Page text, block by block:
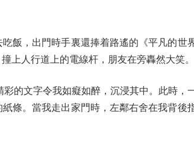
，出門時手裏還捧着路遙的《平凡的世
上人行道上的電線杆，朋友在旁轟然大笑。
文字令我如癡如醉，沉浸其中。此時，
條。當我走出家門時，左鄰右舍在我背後